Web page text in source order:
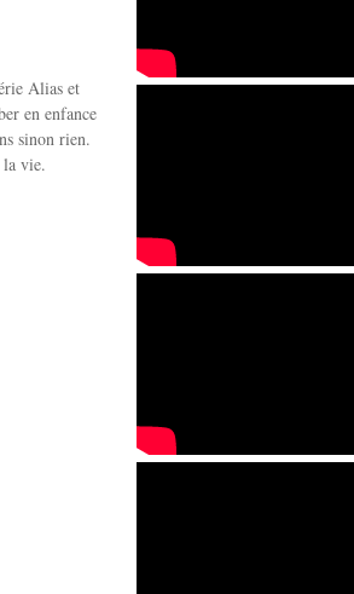
Alias et
en enfance
sinon rien.
la vie.